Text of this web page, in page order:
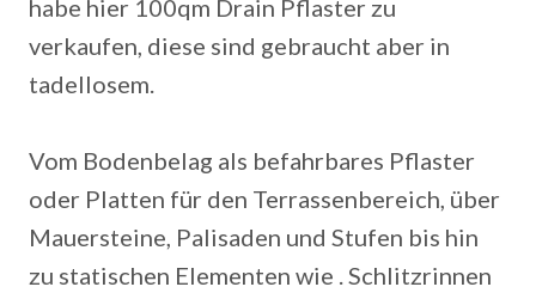
habe hier 100qm Drain Pflaster zu
verkaufen, diese sind gebraucht aber in
tadellosem.
Vom Bodenbelag als befahrbares Pflaster
oder Platten für den Terrassenbereich, über
Mauersteine, Palisaden und Stufen bis hin
zu statischen Elementen wie . Schlitzrinnen